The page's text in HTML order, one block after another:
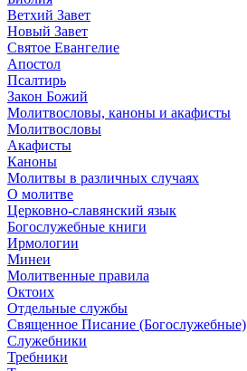
Ветхий Завет
Новый Завет
Святое Евангелие
Апостол
Псалтирь
Закон Божий
Молитвословы, каноны и акафисты
Молитвословы
Акафисты
Каноны
Молитвы в различных случаях
О молитве
Церковно-славянский язык
Богослужебные книги
Ирмологии
Минеи
Молитвенные правила
Октоих
Отдельные службы
Священное Писание (Богослужебные)
Служебники
Требники